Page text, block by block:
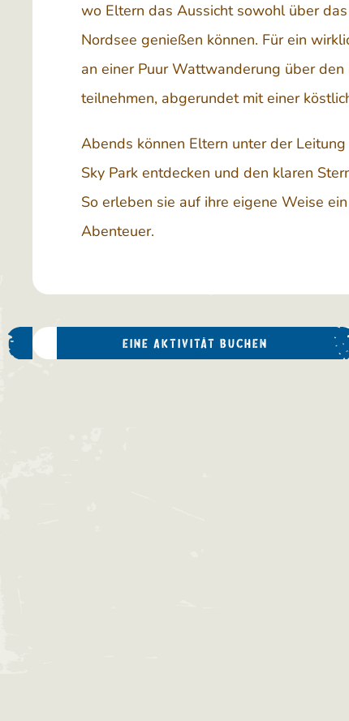
wo Eltern das Aussicht sowohl über
Nordsee genießen können. Für ein
an einer Puur Wattwanderung über
teilnehmen, abgerundet mit einer
Abends können Eltern unter der
Sky Park entdecken und den klaren
So erleben sie auf ihre eigene Weise
Abenteuer.
EINE AKTIVITÄT BUCHEN